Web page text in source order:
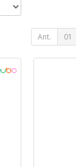
Ant. 01